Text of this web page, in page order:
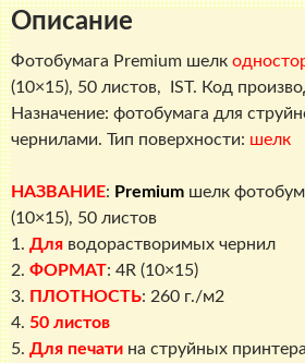
(10х15),
50
листов,
IST
Описание
Фотобумага Premium шелк
(10×15), 50 листов, IST. Код
Назначение: фотобумага для
чернилами. Тип поверхности: шелк
НАЗВАНИЕ: Premium шелк
(10×15), 50 листов
1. Для водорастворимых чернил
2. ФОРМАТ: 4R (10×15)
3. ПЛОТНОСТЬ: 260 г./м2
4. 50 листов
5. Для печати на струйных